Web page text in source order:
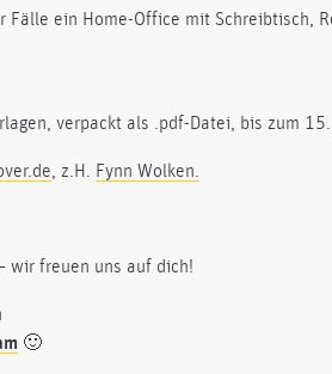
Fälle ein Home-Office mit Schreibtisch,
verpackt als .pdf-Datei, bis zum
, z.H. Fynn Wolken.
wir freuen uns auf dich!
🙂